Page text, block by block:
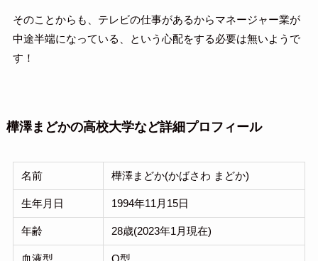
そのことからも、テレビの仕事があるからマネージャー業が
中途半端になっている、という心配をする必要は無いようで
す！
樺澤まどかの高校大学など詳細プロフィール
名前 樺澤まどか(かばさわ まどか)
生年月日 1994年11月15日
年齢 28歳(2023年1月現在)
血液型 O型